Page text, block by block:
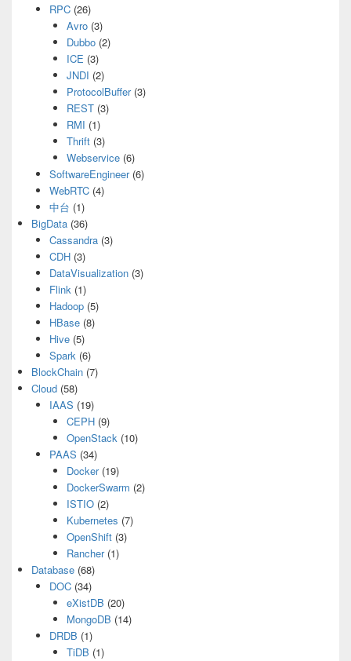
RPC(26)
Avro (3)
Dubbo (2)
ICE (3)
JNDI (2)
ProtocolBuffer(3)
REST (3)
RMI (1)
Thrift (3)
Webservice (6)
SoftwareEngineer(6)
WebRTC(4)
中台 (1)
BigData (36)
Cassandra(3)
CDH(3)
DataVisualization(3)
Flink(1)
Hadoop(5)
HBase(8)
Hive(5)
Spark(6)
BlockChain (7)
Cloud (58)
IAAS (19)
CEPH (9)
OpenStack (10)
PAAS (34)
Docker(19)
DockerSwarm (2)
ISTIO (2)
Kubernetes (7)
OpenShift (3)
Rancher(1)
Database (68)
DOC(34)
eXistDB (20)
MongoDB (14)
DRDB (1)
TiDB (1)